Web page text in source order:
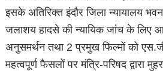
इसके अतिरिक्त इंदौर जिला न्यायालय
जलाशय हादसे की न्यायिक जांच के लिए
अनुसमर्थन तथा 2 प्रमुख फिल्मों को
महत्वपूर्ण फैसलों पर मंत्रि-परिषद द्वारा